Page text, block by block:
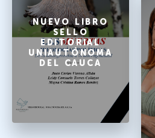
NUEVO LIBRO
SELLO
EDITORIAL
UNIAUTÓNOMA
DEL CAUCA